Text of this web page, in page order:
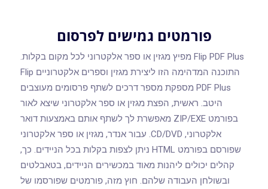
פורמטים גמישים לפרסום
Flip PDF Plus מפיץ מגזין או ספר אלקטרוני לכל מקום בקלות.
התוכנה המדהימה הזו ליצירת מגזין וספרים אלקטרוניים Flip
PDF Plus מספקת מספר דרכים לשתף פרסומים מעוצבים
היטב. ראשית, הפצת מגזין או ספר אלקטרוני שיצא לאור
בפורמט ZIP/EXE מאפשרת לך לשתף אותם באמצעות דואר
אלקטרוני, CD/DVD. עבור אנדר, מגזין או ספר אלקטרוני
שפורסם בפורמט HTML ניתן לצפות בקלות בכל הניידים. כך,
קהלים יכולים ליהנות מאוד במכשירים הניידים, בטאבלטים
ובשולחן העבודה שלהם. חוץ מזה, פורמטים שפורסמו של